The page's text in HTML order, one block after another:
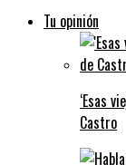
Tu opinión
‘Esas
Castro